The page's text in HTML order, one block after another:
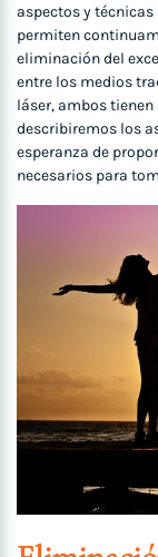
aspectos y
permiten
eliminación del
entre los medios
láser, ambos
describiremos los
esperanza de
necesarios para